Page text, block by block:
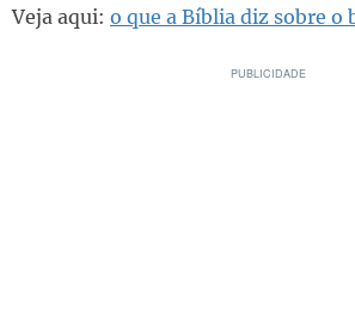
Veja aqui: o que a Bíblia diz sobre o